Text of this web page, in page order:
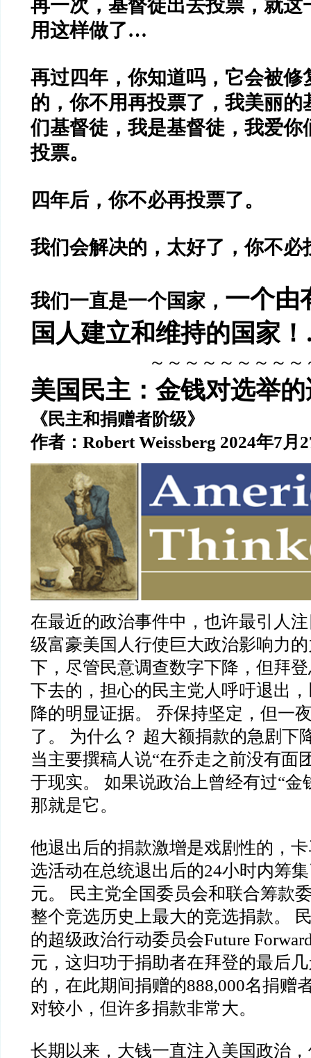
再一次，基督徒出去投票，就这
用这样做了…
再过四年，你知道吗，它会被修
的，你不用再投票了，我美丽的
们基督徒，我是基督徒，我爱你
投票。
四年后，你不必再投票了。
我们会解决的，太好了，你不必
我们一直是一个国家， 一个由
国人建立和维持的国家
～～～～～～～～～
美国民主：金钱对选举
《民主和捐赠者阶级》
作者：Robert Weissberg 2024年7月
在最近的政治事件中，也许最引人
级富豪美国人行使巨大政治影响力
下，尽管民意调查数字下降，但拜
下去的，担心的民主党人呼吁退出
降的明显证据。 乔保持坚定，但一
了。 为什么？ 超大额捐款的急剧下
当主要撰稿人说“在乔走之前没有面
于现实。 如果说政治上曾经有过“金
那就是它。
他退出后的捐款激增是戏剧性的，
选活动在总统退出后的24小时内筹
元。 民主党全国委员会和联合筹款
整个竞选历史上最大的竞选捐款。
的超级政治行动委员会Future
元，这归功于捐助者在拜登的最后
的，在此期间捐赠的888,000名捐赠
对较小，但许多捐款非常大。
长期以来，大钱一直注入美国政治